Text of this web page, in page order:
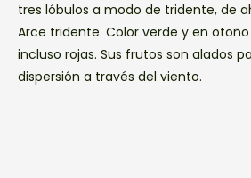
tres lóbulos a modo de tridente, de
Arce tridente. Color verde y en
incluso rojas. Sus frutos son alados
dispersión a través del viento.